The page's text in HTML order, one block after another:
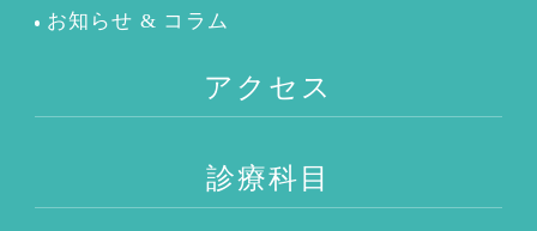
お知らせ & コラム
アクセス
診療科目